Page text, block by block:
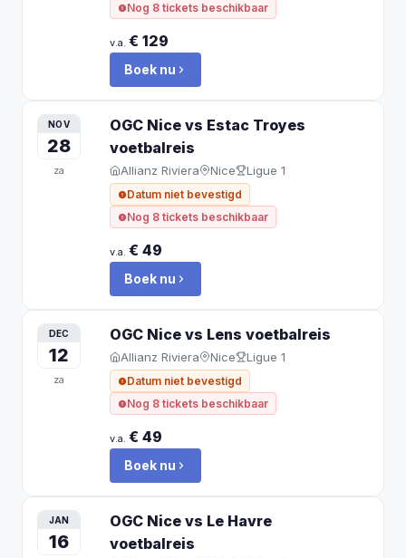
Nog 8 tickets beschikbaar
v.a. € 129
Boek nu
NOV
28
za
OGC Nice vs Estac Troyes
voetbalreis
Allianz Riviera Nice Ligue 1
Datum niet bevestigd
Nog 8 tickets beschikbaar
v.a. € 49
Boek nu
DEC
12
za
OGC Nice vs Lens voetbalreis
Allianz Riviera Nice Ligue 1
Datum niet bevestigd
Nog 8 tickets beschikbaar
v.a. € 49
Boek nu
JAN
16
OGC Nice vs Le Havre
voetbalreis